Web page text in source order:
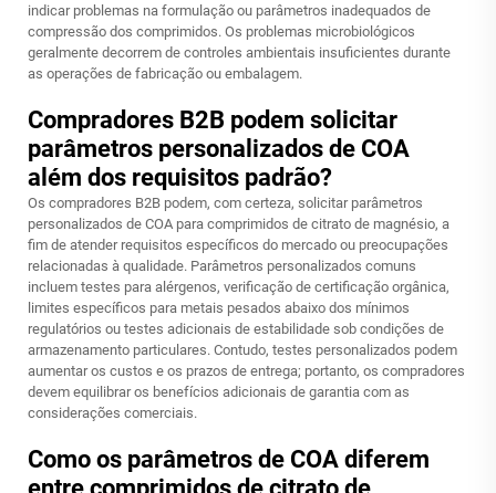
indicar problemas na formulação ou parâmetros inadequados de
compressão dos comprimidos. Os problemas microbiológicos
geralmente decorrem de controles ambientais insuficientes durante
as operações de fabricação ou embalagem.
Compradores B2B podem solicitar
parâmetros personalizados de COA
além dos requisitos padrão?
Os compradores B2B podem, com certeza, solicitar parâmetros
personalizados de COA para comprimidos de citrato de magnésio, a
fim de atender requisitos específicos do mercado ou preocupações
relacionadas à qualidade. Parâmetros personalizados comuns
incluem testes para alérgenos, verificação de certificação orgânica,
limites específicos para metais pesados abaixo dos mínimos
regulatórios ou testes adicionais de estabilidade sob condições de
armazenamento particulares. Contudo, testes personalizados podem
aumentar os custos e os prazos de entrega; portanto, os compradores
devem equilibrar os benefícios adicionais de garantia com as
considerações comerciais.
Como os parâmetros de COA diferem